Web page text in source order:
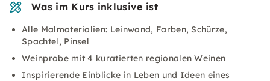
Was im Kurs inklusive ist
Alle Malmaterialien: Leinwand, Farben, Schürze,
Spachtel, Pinsel
Weinprobe mit 4 kuratierten regionalen Weinen
Inspirierende Einblicke in Leben und Ideen eines